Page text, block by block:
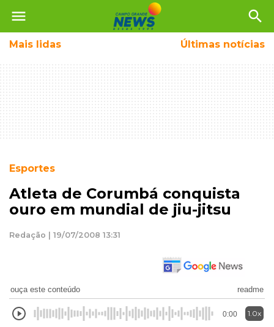
menu search
Mais lidas Últimas notícias
Esportes
Atleta de Corumbá conquista
ouro em mundial de jiu-jitsu
Redação | 19/07/2008 13:31
ouça este conteúdo readme
0:00 1.0x